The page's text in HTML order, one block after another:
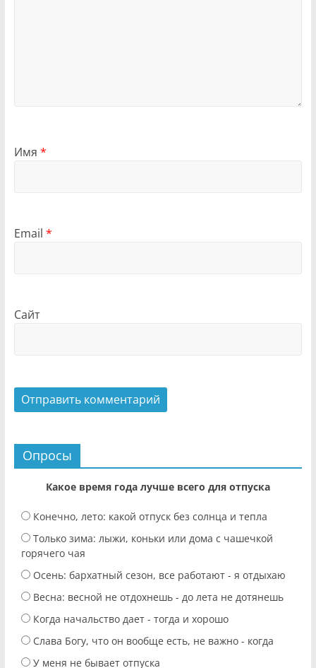
Имя *
Email *
Сайт
Опросы
Какое время года лучше всего для отпуска
Конечно, лето: какой отпуск без солнца и тепла
Только зима: лыжи, коньки или дома с чашечкой
горячего чая
Осень: бархатный сезон, все работают - я отдыхаю
Весна: весной не отдохнешь - до лета не дотянешь
Когда начальство дает - тогда и хорошо
Слава Богу, что он вообще есть, не важно - когда
У меня не бывает отпуска